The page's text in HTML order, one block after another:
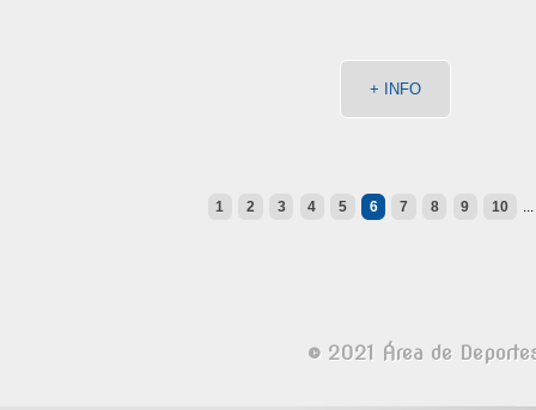
+ INFO
1 2 3 4 5 6 7 8 9 10
© 2021 Área de